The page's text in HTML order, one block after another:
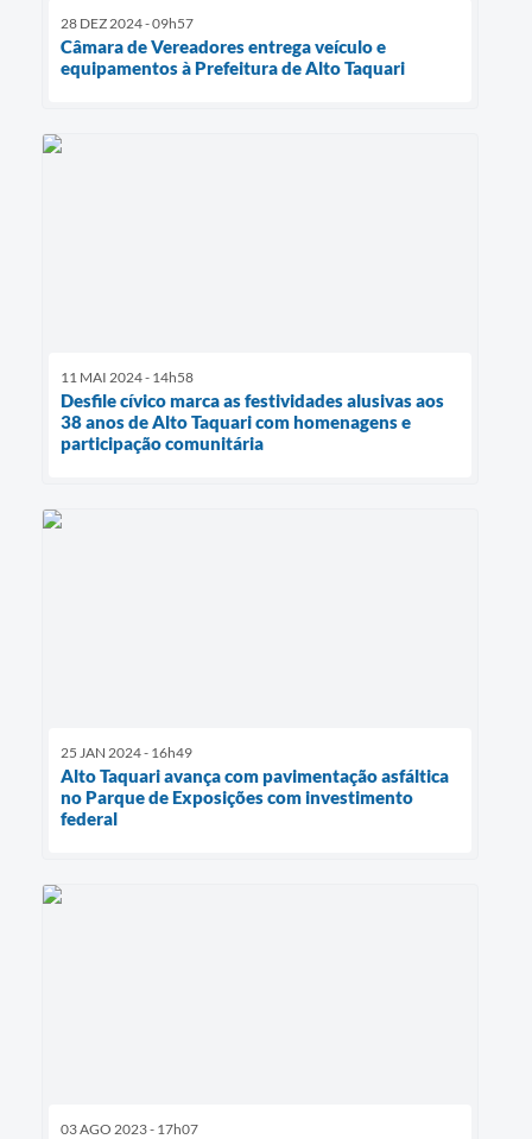
28 DEZ 2024 - 09h57
Câmara de Vereadores entrega veículo e
equipamentos à Prefeitura de Alto Taquari
11 MAI 2024 - 14h58
Desfile cívico marca as festividades alusivas aos
38 anos de Alto Taquari com homenagens e
participação comunitária
25 JAN 2024 - 16h49
Alto Taquari avança com pavimentação asfáltica
no Parque de Exposições com investimento
federal
03 AGO 2023 - 17h07